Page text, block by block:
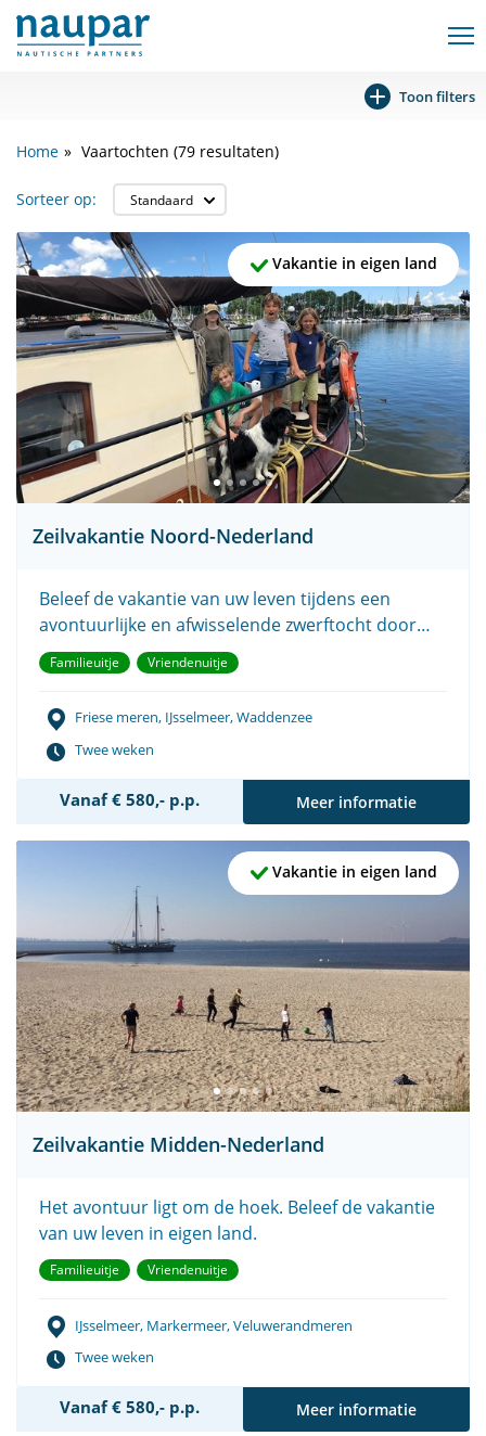
Toon filters
Home Vaartochten (79 resultaten)
Sorteer op:
Vakantie in eigen land
Zeilvakantie Noord-Nederland
Beleef de vakantie van uw leven tijdens een
avontuurlijke en afwisselende zwerftocht door
Noord-Nederland.
Familieuitje Vriendenuitje
Friese meren, IJsselmeer, Waddenzee
Twee weken
Vanaf € 580,- p.p. Meer informatie
Vakantie in eigen land
Zeilvakantie Midden-Nederland
Het avontuur ligt om de hoek. Beleef de vakantie
van uw leven in eigen land.
Familieuitje Vriendenuitje
IJsselmeer, Markermeer, Veluwerandmeren
Twee weken
Vanaf € 580,- p.p. Meer informatie